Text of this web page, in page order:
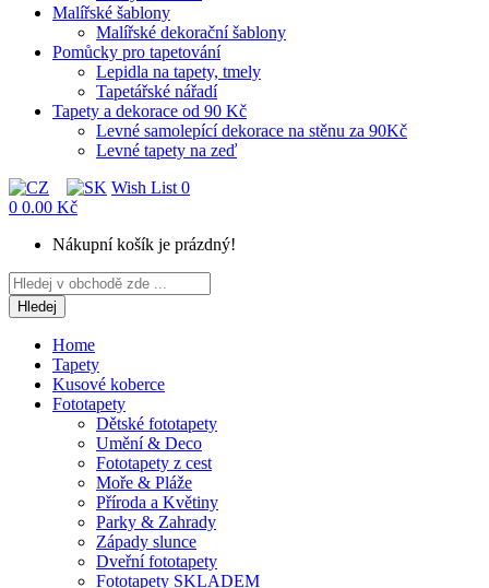
Malířské šablony
Malířské dekorační šablony
Pomůcky pro tapetování
Lepidla na tapety, tmely
Tapetářské nářadí
Tapety a dekorace od 90 Kč
Levné samolepící dekorace na stěnu za 90Kč
Levné tapety na zeď
Wish List 0
0 0.00 Kč
Nákupní košík je prázdný!
Hledej
Home
Tapety
Kusové koberce
Fototapety
Dětské fototapety
Umění & Deco
Fototapety z cest
Moře & Pláže
Příroda a Květiny
Parky & Zahrady
Západy slunce
Dveřní fototapety
Fototapety SKLADEM